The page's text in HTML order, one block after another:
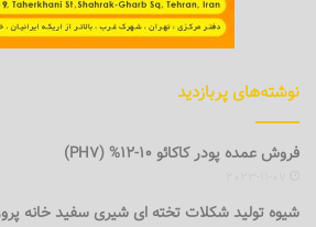
نوشته‌های پربازدید
فروش عمده پودر کاکائو 10-12% (PH7)
شیوه تولید شکلات تخته ای شیری سفید خانه